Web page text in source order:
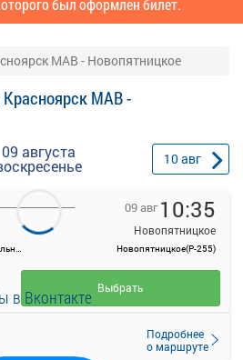
был оформлен билет.
МАВ - Новопятницкое
Красноярск МАВ -
09 августа 10авг
Красноярск МАВ, ул. Аэровокзальная, д. 22
09 авг 10:35
Новопятницкое
Новопятницкое(Р-255)
Подробнее
о маршруте
Выбрать
в Вконтакте